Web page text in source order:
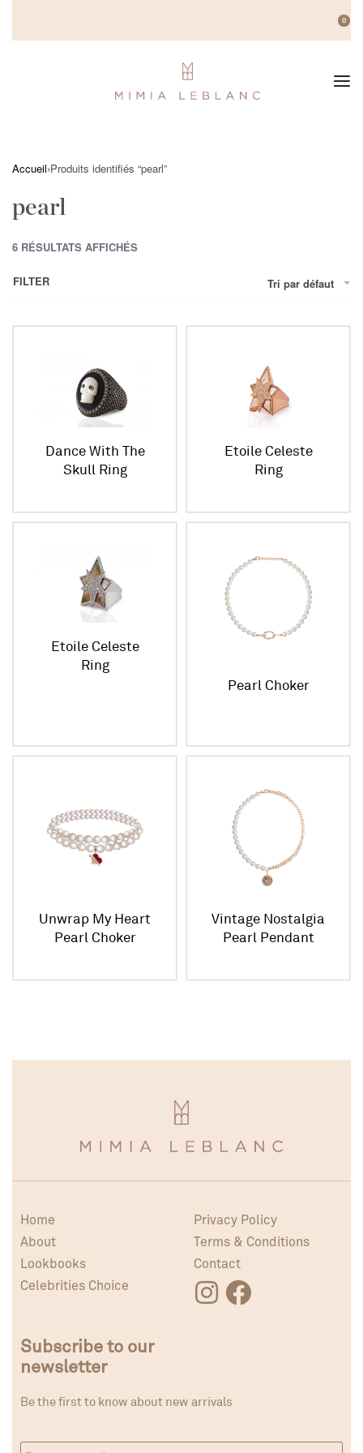
0
Accueil›Produits identifiés “pearl”
pearl
6 RÉSULTATS AFFICHÉS
Tri par défaut
FILTER
Dance With The
Skull Ring
Etoile Celeste
Ring
Etoile Celeste
Ring
Pearl Choker
Unwrap My Heart
Pearl Choker
Vintage Nostalgia
Pearl Pendant
Home
About
Lookbooks
Celebrities Choice
Privacy Policy
Terms & Conditions
Contact
Subscribe to our
newsletter
Be the first to know about new arrivals